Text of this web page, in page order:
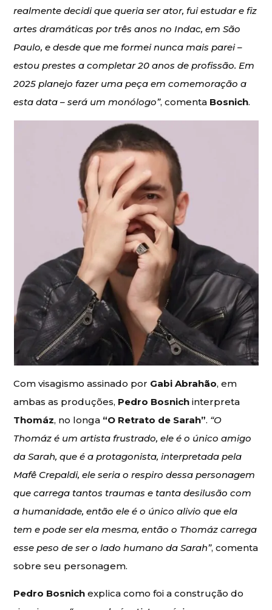
realmente decidi que queria ser ator, fui estudar e fiz
artes dramáticas por três anos no Indac, em São
Paulo, e desde que me formei nunca mais parei –
estou prestes a completar 20 anos de profissão. Em
2025 planejo fazer uma peça em comemoração a
esta data – será um monólogo”, comenta Bosnich.
Com visagismo assinado por Gabi Abrahão, em
ambas as produções, Pedro Bosnich interpreta
Thomáz, no longa “O Retrato de Sarah”. “O
Thomáz é um artista frustrado, ele é o único amigo
da Sarah, que é a protagonista, interpretada pela
Mafê Crepaldi, ele seria o respiro dessa personagem
que carrega tantos traumas e tanta desilusão com
a humanidade, então ele é o único alivio que ela
tem e pode ser ela mesma, então o Thomáz carrega
esse peso de ser o lado humano da Sarah”, comenta
sobre seu personagem.
Pedro Bosnich explica como foi a construção do